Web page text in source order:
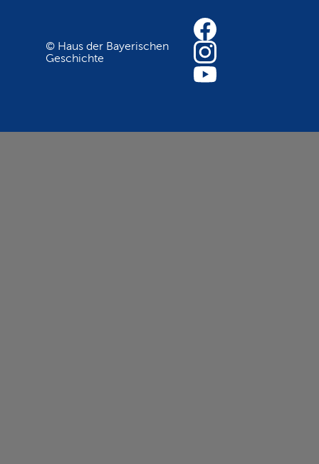
© Haus der Bayerischen
Geschichte